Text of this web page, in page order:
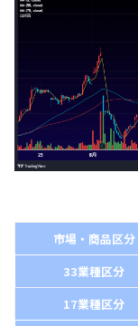
市場・商品区分
33業種区分
17業種区分